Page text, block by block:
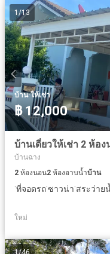
1 /13
บ้าน·ให้เช่า
฿ 12,000
บ้านเดี่ยวให้เช่า 2 ห้อ
บ้านฉาง
2 ห้องนอน2 ห้องอาบน้ำบ้าน
·ที่จอดรถ·ซาวน่า·สระว่าย
ใหม่
1/46